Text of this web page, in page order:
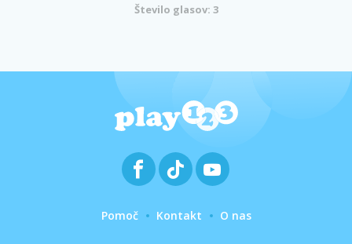
Število glasov: 3
Pomoč Kontakt O nas